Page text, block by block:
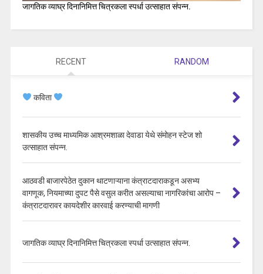
जागतिक व्याघ्र दिनानिमित्त चित्रकला स्पर्धा उत्साहात संपन्न.
RECENT RANDOM
कविता
शासकीय उच्च माध्यमिक आश्रमशाळा देवाडा येथे संमोहन स्टेज शो
उत्साहात संपन्न.
आठवडी बाजारपेठेत दुकान थाटणाऱ्याना कंत्राटदाराकडून असभ्य
वागणूक, नियमाच्या दुपट पैसे वसुल करीत असल्याचा नागरिकांचा आरोप –
कंत्राटदारावर कायदेशीर कारवाई करण्याची मागणी
जागतिक व्याघ्र दिनानिमित्त चित्रकला स्पर्धा उत्साहात संपन्न.